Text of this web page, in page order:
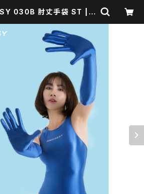
030B 肘丈手袋 ST | E